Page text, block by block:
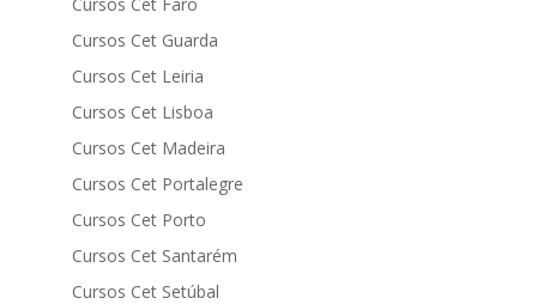
Cursos Cet Guarda
Cursos Cet Leiria
Cursos Cet Lisboa
Cursos Cet Madeira
Cursos Cet Portalegre
Cursos Cet Porto
Cursos Cet Santarém
Cursos Cet Setúbal